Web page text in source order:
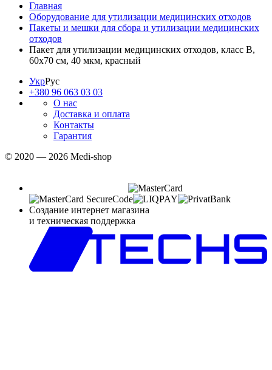
Главная
Оборудование для утилизации медицинских отходов
Пакеты и мешки для сбора и утилизации медицинских
отходов
Пакет для утилизации медицинских отходов, класс B,
60x70 см, 40 мкм, красный
УкрРус
+380 96 063 03 03
О нас
Доставка и оплата
Контакты
Гарантия
© 2020 — 2026 Medi-shop
Создание интернет магазина
и техническая поддержка